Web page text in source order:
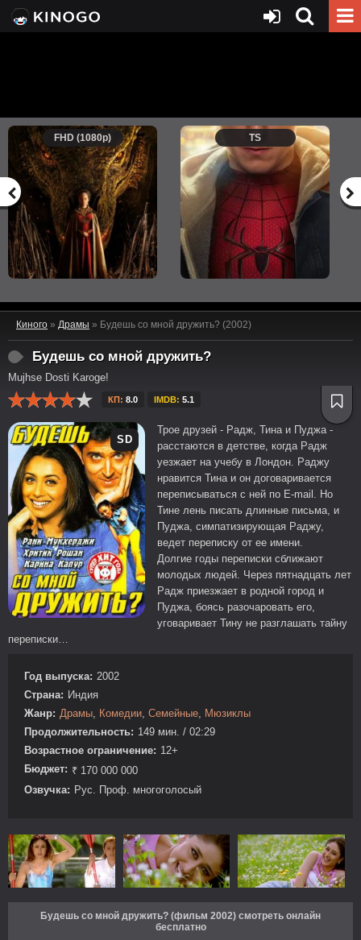
FHD (1080p) TS
Киного » Драмы » Будешь со мной дружить? (2002)
Будешь со мной дружить?
Mujhse Dosti Karoge!
КП: 8.0 IMDB: 5.1
SD
Трое друзей - Радж, Тина и Пуджа -
расстаются в детстве, когда Радж
уезжает на учебу в Лондон. Раджу
нравится Тина и он договаривается
переписываться с ней по E-mail. Но
Тине лень писать длинные письма, и
Пуджа, симпатизирующая Раджу,
ведет переписку от ее имени.
Долгие годы переписки сближают
молодых людей. Через пятнадцать лет
Радж приезжает в родной город и
Пуджа, боясь разочаровать его,
уговаривает Тину не разглашать тайну
переписки…
Год выпуска: 2002
Страна: Индия
Жанр: Драмы, Комедии, Семейные, Мюзиклы
Продолжительность: 149 мин. / 02:29
Возрастное ограничение: 12+
Бюджет: ₹ 170 000 000
Озвучка: Рус. Проф. многоголосый
Будешь со мной дружить? (фильм 2002) смотреть онлайн
бесплатно